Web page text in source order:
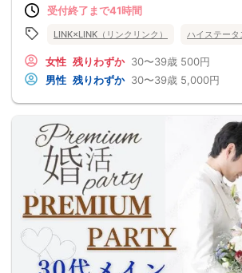
受付終了まで41時間
LINK×LINK（リンクリンク） ハイステータ
女性 残りわずか 30〜39歳 500円
男性 残りわずか 30〜39歳 5,000円